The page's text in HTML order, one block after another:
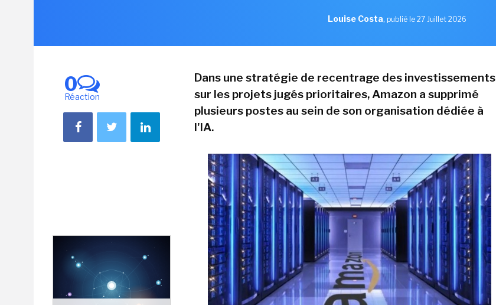
Louise Costa, publié le 27 Juillet 2026
0
Réaction
Dans une stratégie de recentrage des investissements
sur les projets jugés prioritaires, Amazon a supprimé
plusieurs postes au sein de son organisation dédiée à
l'IA.